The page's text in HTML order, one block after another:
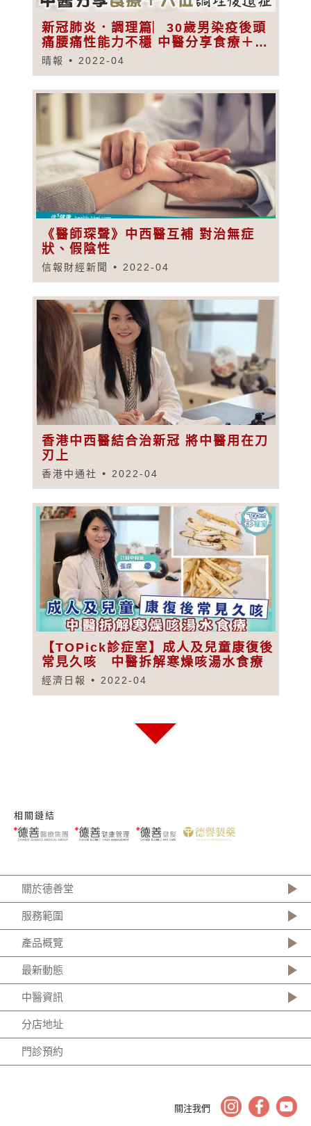
新冠肺炎．調理篇︳30歲男染疫後頭
痛腰痛性能力不穩 中醫分享食療＋穴
位調理後遺症
晴報 2022-04
《醫師琛聲》中西醫互補 對治無症
狀、假陰性
信報財經新聞 2022-04
香港中西醫結合治新冠 將中醫用在刀
刃上
香港中通社 2022-04
【TOPick診症室】成人及兒童康復後
常見久咳 中醫拆解寒燥咳湯水食療
經濟日報 2022-04
相關鏈結
關於德善堂
服務範圍
產品概覽
最新動態
中醫資訊
分店地址
門診預約
關注我們